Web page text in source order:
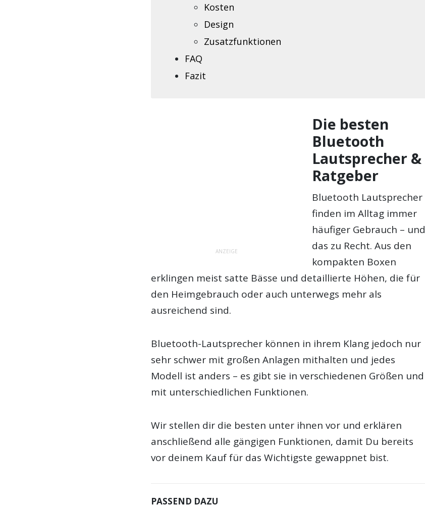
Kosten
Design
Zusatzfunktionen
FAQ
Fazit
ANZEIGE
Die besten
Bluetooth
Lautsprecher &
Ratgeber
Bluetooth Lautsprecher
finden im Alltag immer
häufiger Gebrauch – und
das zu Recht. Aus den
kompakten Boxen
erklingen meist satte Bässe und detaillierte Höhen, die für
den Heimgebrauch oder auch unterwegs mehr als
ausreichend sind.
Bluetooth-Lautsprecher können in ihrem Klang jedoch nur
sehr schwer mit großen Anlagen mithalten und jedes
Modell ist anders – es gibt sie in verschiedenen Größen und
mit unterschiedlichen Funktionen.
Wir stellen dir die besten unter ihnen vor und erklären
anschließend alle gängigen Funktionen, damit Du bereits
vor deinem Kauf für das Wichtigste gewappnet bist.
PASSEND DAZU